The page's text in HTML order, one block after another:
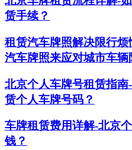
赁手续？
租赁汽车牌照解决限行
汽车牌照来应对城市车辆
北京个人车牌号租赁指
赁个人车牌号码？
车牌租赁费用详解-北京
钱？